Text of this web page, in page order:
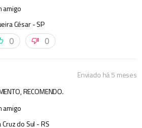
amigo
César - SP
0 0
Enviado há5 meses
RECOMENDO.
amigo
Cruz do Sul - RS